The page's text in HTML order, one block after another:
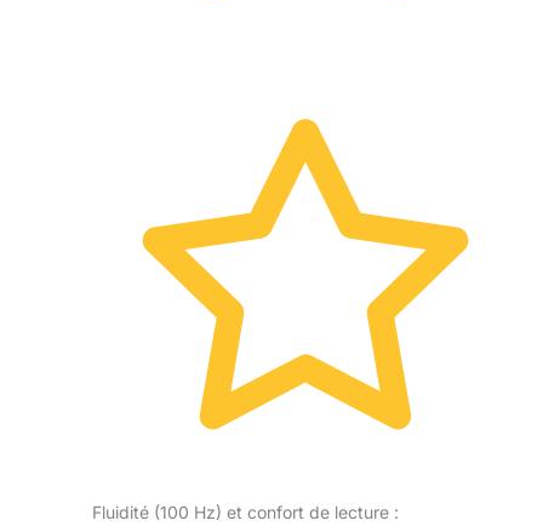
Fluidité (100 Hz) et confort de lecture :